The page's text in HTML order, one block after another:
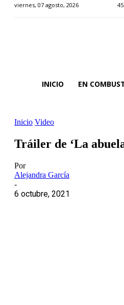
viernes, 07 agosto, 2026
INICIO EN
Inicio Video
Tráiler de ‘La
Por
Alejandra García
-
6 octubre, 2021